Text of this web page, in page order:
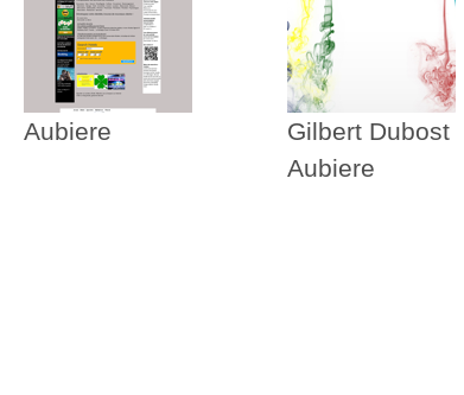
Aubiere
Gilbert Dubost
Aubiere